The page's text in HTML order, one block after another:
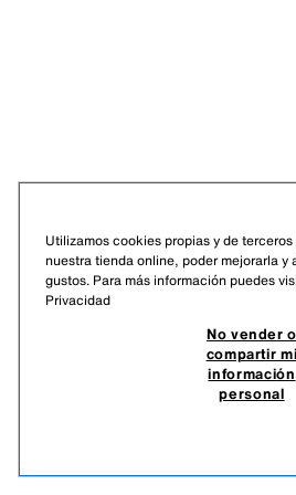
Utilizamos cookies propias y de
nuestra tienda online, poder mejorarla y
gustos. Para más información puedes
Privacidad
No vender o
compartir mi
información
personal